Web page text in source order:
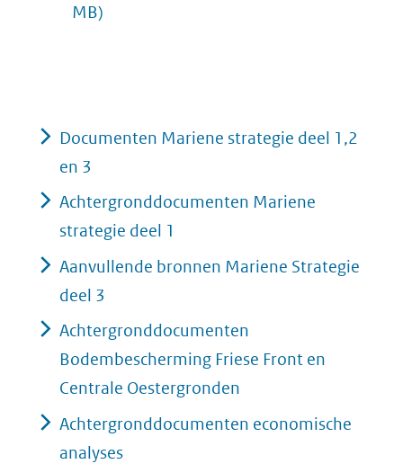
MB)
Documenten Mariene strategie deel 1,2
en 3
Achtergronddocumenten Mariene
strategie deel 1
Aanvullende bronnen Mariene Strategie
deel 3
Achtergronddocumenten
Bodembescherming Friese Front en
Centrale Oestergronden
Achtergronddocumenten economische
analyses